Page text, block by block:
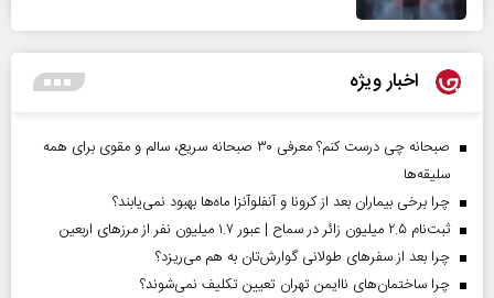
اخبار ویژه
صبحانه چی درست کنم؟ معرفی ۳۰ صبحانه سریع، سالم و مقوی برای همه
سلیقه‌ها
چرا برخی بیماران بعد از کرونا و آنفلوآنزا ماه‌ها بهبود نمی‌یابند؟
ثبت‌نام ۲.۵ میلیون زائر در سماح | عبور ۱.۷ میلیون نفر از مرز‌های اربعین
چرا بعد از سفرهای طولانی گوارش‌تان به هم می‌ریزد؟
چرا ساختمان‌های ناایمن تهران تعیین تکلیف نمی‌شوند؟